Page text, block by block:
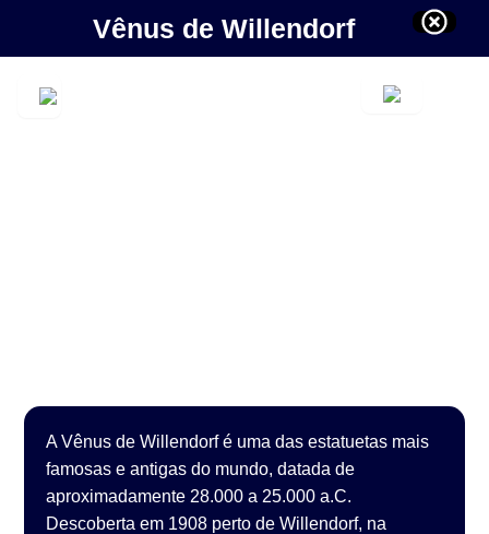
Vênus de Willendorf
A Vênus de Willendorf é uma das estatuetas mais
famosas e antigas do mundo, datada de
aproximadamente 28.000 a 25.000 a.C.
Descoberta em 1908 perto de Willendorf, na